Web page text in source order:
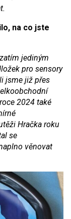
na co jste
jediným
pro sensory
jsme již přes
2024 také
Hračka roku
se
věnovat